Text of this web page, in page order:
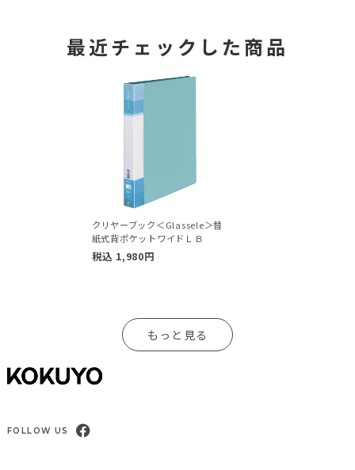
最近チェックした商品
クリヤーブック＜Glassele＞替
紙式背ポケットワイドＬＢ
税込 1,980円
もっと見る
FOLLOW US